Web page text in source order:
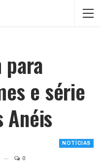
e série
Anéis
NOTÍCIAS
0